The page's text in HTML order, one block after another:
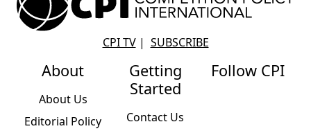
CPI TV| SUBSCRIBE
About
About Us
Editorial Policy
Getting
Started
Contact Us
Follow CPI